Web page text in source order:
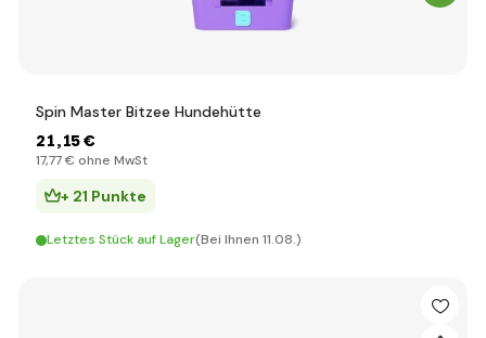
Spin Master Bitzee Hundehütte
21,15 €
17,77 € ohne MwSt
+ 21 Punkte
Letztes Stück auf Lager(Bei Ihnen 11.08.)